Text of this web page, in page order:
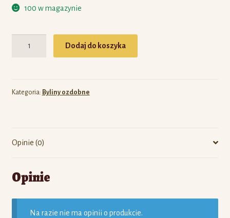
100 w magazynie
Dodaj do koszyka
Kategoria: Byliny ozdobne
Opinie (0)
Opinie
Na razie nie ma opinii o produkcie.